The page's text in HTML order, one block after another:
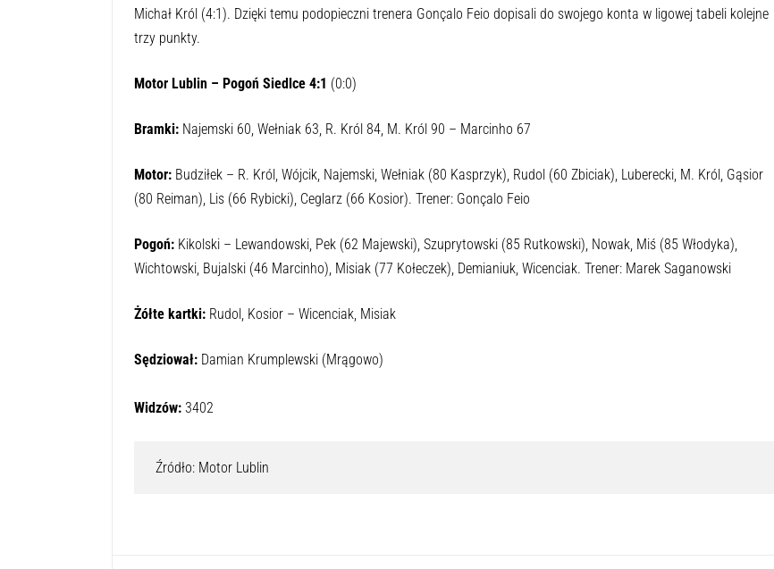
Michał Król (4:1). Dzięki temu podopieczni trenera Gonçalo Feio dopisali do swojego konta w ligowej tabeli kolejne
trzy punkty.
Motor Lublin – Pogoń Siedlce 4:1 (0:0)
Bramki:Najemski 60, Wełniak 63, R. Król 84, M. Król 90 – Marcinho 67
Motor:Budziłek – R. Król, Wójcik, Najemski, Wełniak (80 Kasprzyk), Rudol (60 Zbiciak), Luberecki, M. Król, Gąsior
(80 Reiman), Lis (66 Rybicki), Ceglarz (66 Kosior). Trener: Gonçalo Feio
Pogoń:Kikolski – Lewandowski, Pek (62 Majewski), Szuprytowski (85 Rutkowski), Nowak, Miś (85 Włodyka),
Wichtowski, Bujalski (46 Marcinho), Misiak (77 Kołeczek), Demianiuk, Wicenciak. Trener: Marek Saganowski
Żółte kartki:Rudol, Kosior – Wicenciak, Misiak
Sędziował:Damian Krumplewski (Mrągowo)
Widzów:3402
Źródło: Motor Lublin